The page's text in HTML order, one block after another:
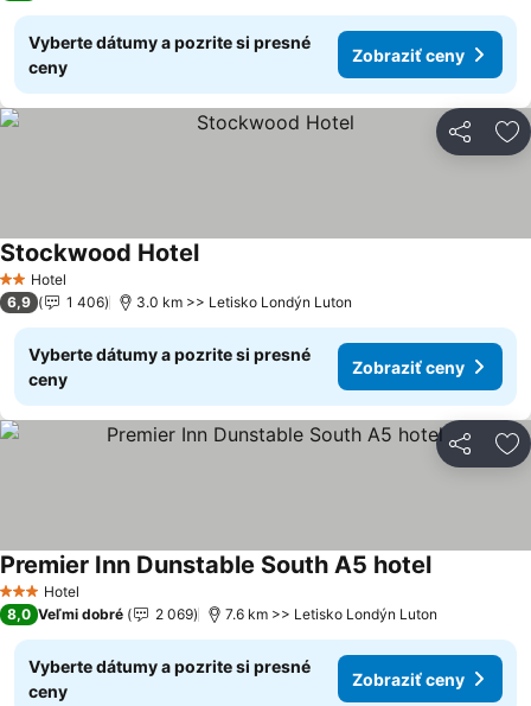
Vyberte dátumy a pozrite si presné
ceny
Zobraziť ceny
Zdieľať
2 Počet hviezdičiek
Hotel
Stockwood Hotel
6,9 1 406 3.0 km >> Letisko Londýn Luton
Vyberte dátumy a pozrite si presné
ceny
Zobraziť ceny
Zdieľať
3 Počet hviezdičiek
Hotel
Premier Inn Dunstable South A5 hotel
8,0 Veľmi dobré 2 069 7.6 km >> Letisko Londýn Luton
Vyberte dátumy a pozrite si presné
ceny
Zobraziť ceny